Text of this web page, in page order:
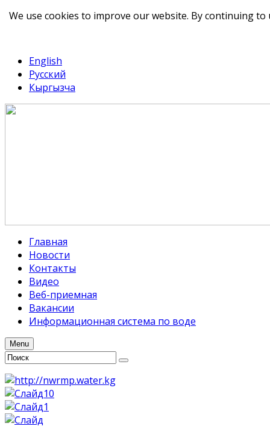
English
Русский
Кыргызча
Главная
Новости
Контакты
Видео
Веб-приемная
Вакансии
Информационная система по воде
Menu
We use cookies to improve our website. By continuing